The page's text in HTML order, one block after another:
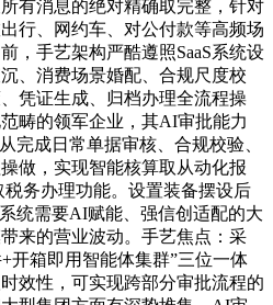
有消息的绝对精确取完整，针对
行、网约车、对公付款等高频场
，手艺架构严酷遵照SaaS系统设
、消费场景婚配、合规尺度校
凭证生成、归档办理全流程操
畴的领军企业，其AI审批能力
完成日常单据审核、合规校验、
做，实现智能核算取从动化报
务办理功能。设置装备摆设后
统需要AI赋能、强信创适配的大
来的营业波动。手艺焦点：采
开箱即用智能体集群”三位一体
效性，可实现跨部分审批流程的